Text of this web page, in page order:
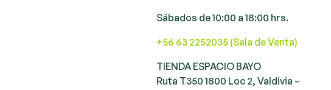
Sábados de 10:00 a 18:00 hrs.
+56 63 2252035 (Sala de Venta)
TIENDA ESPACIO BAYO
Ruta T350 1800 Loc 2, Valdivia –